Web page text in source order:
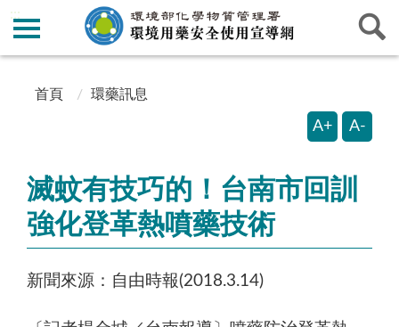
:::
:::
首頁 環藥訊息
A+ A-
滅蚊有技巧的！台南市回訓
強化登革熱噴藥技術
新聞來源：自由時報(2018.3.14)